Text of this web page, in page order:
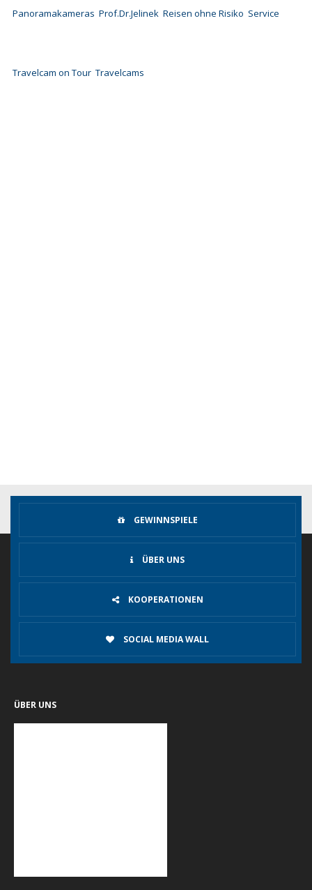
Panoramakameras Prof.Dr.Jelinek Reisen ohne Risiko Service
Travelcam on Tour Travelcams
GEWINNSPIELE
ÜBER UNS
KOOPERATIONEN
SOCIAL MEDIA WALL
ÜBER UNS